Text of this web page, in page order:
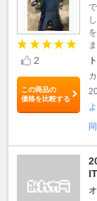
2
この商品の
価格を比較する